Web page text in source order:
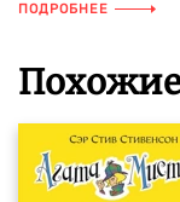
ПОДРОБНЕЕ